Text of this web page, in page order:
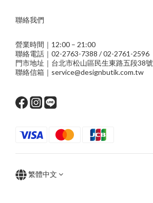
聯絡我們
營業時間｜12:00 – 21:00
聯絡電話｜02-2763-7388 / 02-2761-2596
門市地址｜台北市松山區民生東路五段38號
聯絡信箱｜service@designbutik.com.tw
繁體中文